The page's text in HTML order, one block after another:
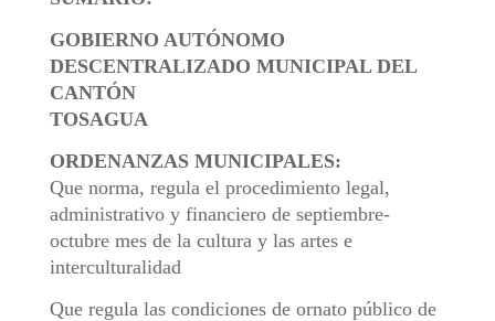
GOBIERNO AUTÓNOMO
DESCENTRALIZADO MUNICIPAL DEL
CANTÓN
TOSAGUA
ORDENANZAS MUNICIPALES:
Que norma, regula el procedimiento legal,
administrativo y financiero de septiembre-
octubre mes de la cultura y las artes e
interculturalidad
Que regula las condiciones de ornato público de